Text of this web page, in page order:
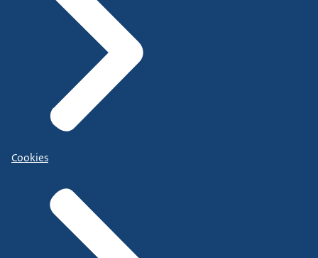
Cookies